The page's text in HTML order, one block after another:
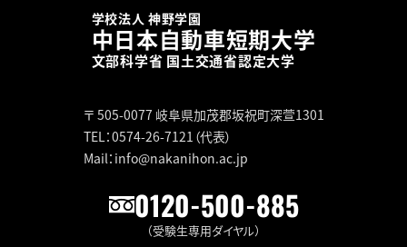
学校法人 神野学園
中日本自動車短期大学
文部科学省 国土交通省認定大学
〒 505-0077 岐阜県加茂郡坂祝町深萱1301
TEL：0574-26-7121（代表）
Mail：info@nakanihon.ac.jp
0120-500-885
（受験生専用ダイヤル）